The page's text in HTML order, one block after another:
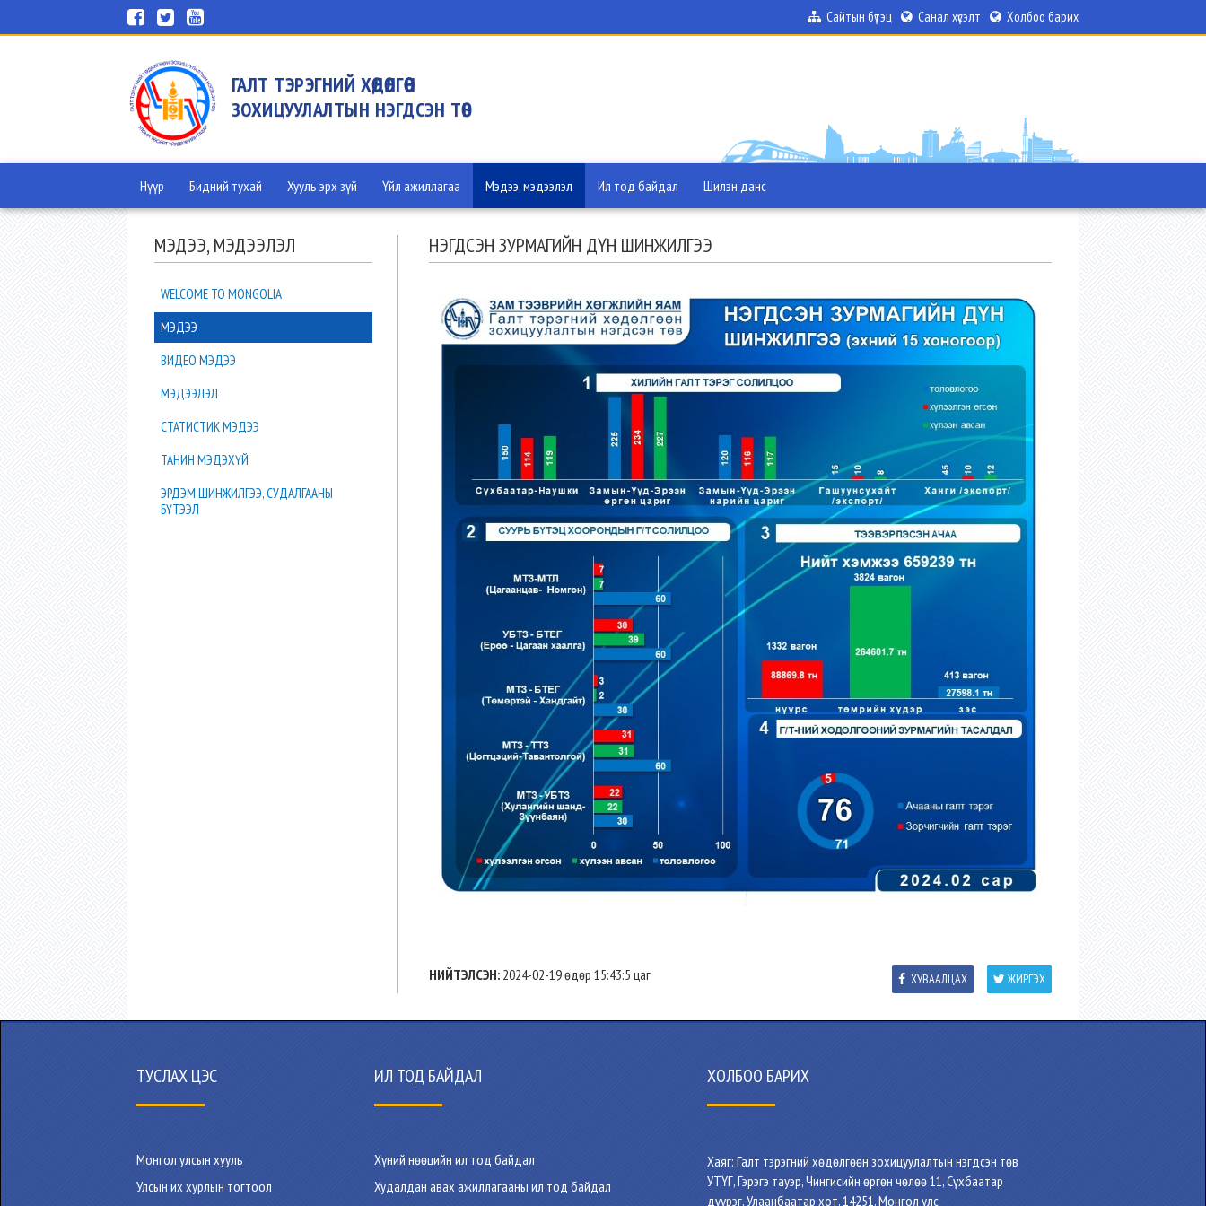
Сайтын бүтэц Санал хүсэлт Холбоо барих
ГАЛТ ТЭРЭГНИЙ ХӨДӨЛГӨӨН
ЗОХИЦУУЛАЛТЫН НЭГДСЭН ТӨВ
Нүүр Бидний тухай Хууль эрх зүй Үйл ажиллагаа Мэдээ, мэдээлэл Ил тод байдал Шилэн данс
МЭДЭЭ, МЭДЭЭЛЭЛ
WELCOME TO MONGOLIA
МЭДЭЭ
ВИДЕО МЭДЭЭ
МЭДЭЭЛЭЛ
СТАТИСТИК МЭДЭЭ
ТАНИН МЭДЭХҮЙ
ЭРДЭМ ШИНЖИЛГЭЭ, СУДАЛГААНЫ
БҮТЭЭЛ
НЭГДСЭН ЗУРМАГИЙН ДҮН ШИНЖИЛГЭЭ
НИЙТЭЛСЭН: 2024-02-19 өдөр 15:43:5 цаг ЖИРГЭХ
ХУВААЛЦАХ
ТУСЛАХ ЦЭС
Монгол улсын хууль
Улсын их хурлын тогтоол
ИЛ ТОД БАЙДАЛ
Хүний нөөцийн ил тод байдал
Худалдан авах ажиллагааны ил тод байдал
ХОЛБОО БАРИХ
Хаяг: Галт тэрэгний хөдөлгөөн зохицуулалтын нэгдсэн төв
УТҮГ, Гэрэгэ тауэр, Чингисийн өргөн чөлөө 11, Сүхбаатар
дүүрэг, Улаанбаатар хот, 14251, Монгол улс